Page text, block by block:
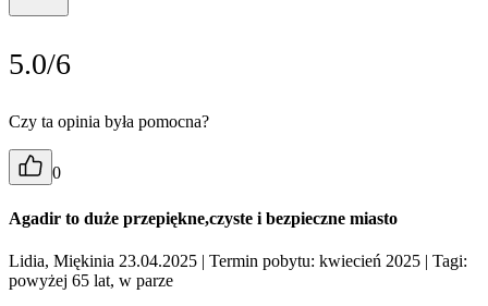
5.0/6
Czy ta opinia była pomocna?
0
Agadir to duże przepiękne,czyste i bezpieczne miasto
Lidia, Miękinia 23.04.2025 | Termin pobytu: kwiecień 2025 | Tagi:
powyżej 65 lat, w parze